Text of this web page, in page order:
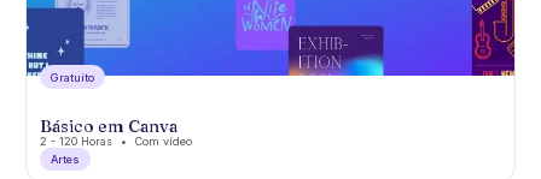
Gratuíto
Básico em Canva
2 - 120 Horas
Com vídeo
Artes